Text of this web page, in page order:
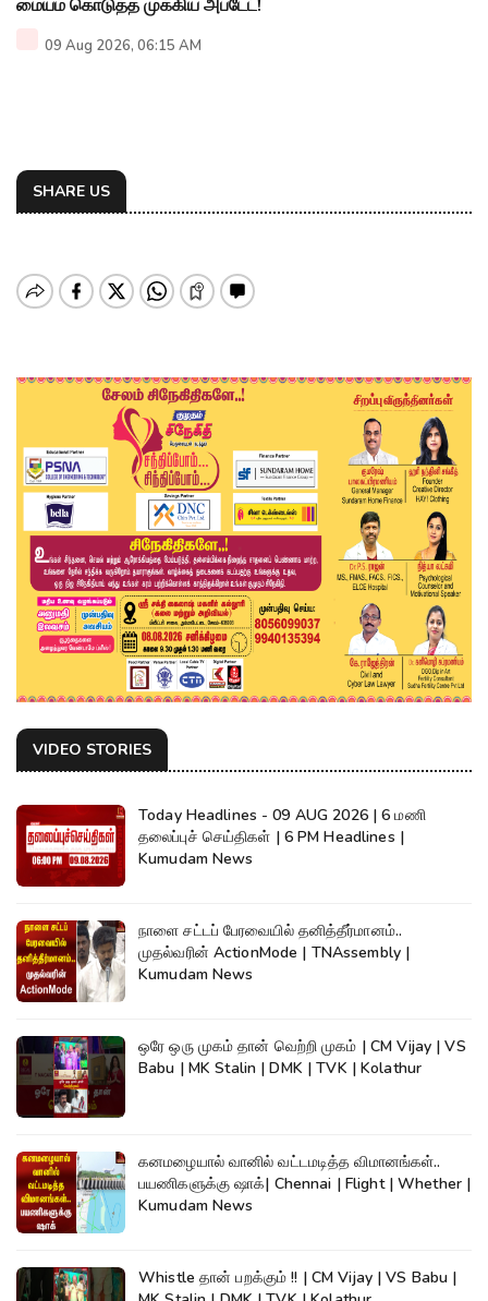
மையம் கொடுத்த முக்கிய அப்டேட்!
09 Aug 2026, 06:15 AM
SHARE US
VIDEO STORIES
Today Headlines - 09 AUG 2026 | 6 மணி
தலைப்புச் செய்திகள் | 6 PM Headlines |
Kumudam News
நாளை சட்டப் பேரவையில் தனித்தீர்மானம்..
முதல்வரின் ActionMode | TNAssembly |
Kumudam News
ஒரே ஒரு முகம் தான் வெற்றி முகம் | CM Vijay | VS
Babu | MK Stalin | DMK | TVK | Kolathur
கனமழையால் வானில் வட்டமடித்த விமானங்கள்..
பயணிகளுக்கு ஷாக்| Chennai | Flight | Whether |
Kumudam News
Whistle தான் பறக்கும் !! | CM Vijay | VS Babu |